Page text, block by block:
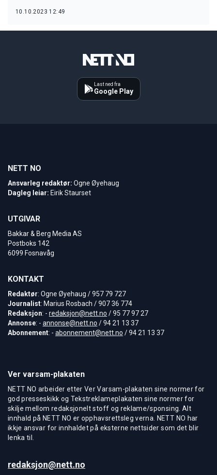
10.10.2023 12:49
Last ned fra
Google Play
NETT NO
Ansvarleg redaktør: Ogne Øyehaug
Dagleg leiar: Eirik Staurset
UTGIVAR
Bakkar & Berg Media AS
Postboks 142
6099 Fosnavåg
KONTAKT
Redaktør: Ogne Øyehaug / 957 79 727
Journalist: Marius Rosbach / 907 36 774
Redaksjon: - redaksjon@nett.no / 95 77 97 27
Annonse: - annonse@nett.no / 94 21 13 37
Abonnement: - abonnement@nett.no / 94 21 13 37
Ver varsam-plakaten
NETT NO arbeider etter Ver Varsam-plakaten sine normer for
god presseskikk og Tekstreklameplakaten sine normer for
skilje mellom redaksjonelt stoff og reklame/sponsing. Alt
innhald på NETT NO er opphavsrettsleg verna. NETT NO har
ikkje ansvar for innhaldet på eksterne nettsider som det blir
lenka til.
redaksjon@nett.no